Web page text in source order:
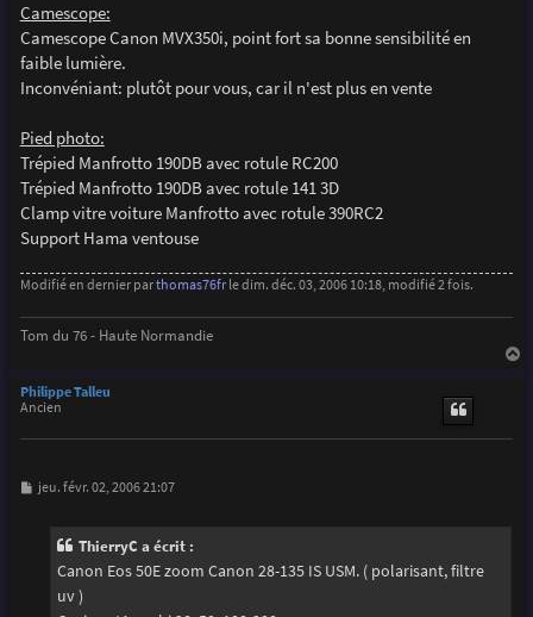
Camescope:
Camescope Canon MVX350i, point fort sa bonne sensibilité en
faible lumière.
Inconvéniant: plutôt pour vous, car il n'est plus en vente
Pied photo:
Trépied Manfrotto 190DB avec rotule RC200
Trépied Manfrotto 190DB avec rotule 141 3D
Clamp vitre voiture Manfrotto avec rotule 390RC2
Support Hama ventouse
Modifié en dernier parthomas76frle dim. déc. 03, 2006 10:18, modifié 2 fois.
Tom du 76 - Haute Normandie
Philippe Talleu
Ancien
M
jeu. févr. 02, 2006 21:07
ThierryC a écrit :
Canon Eos 50E zoom Canon 28-135 IS USM. ( polarisant, filtre
uv )